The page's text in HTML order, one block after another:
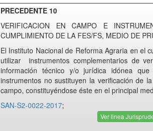
PRECEDENTE 10
VERIFICACION EN CAMPO E
CUMPLIMIENTO DE LA FES/FS, MEDIO DE
El Instituto Nacional de Reforma Agraria en el
utilizar instrumentos complementarios de
información técnico y/o jurídica idónea
instrumentos no sustituyen la verificación de
campo, constituyéndose éste en el principal
SAN-S2-0022-2017;
Ver linea